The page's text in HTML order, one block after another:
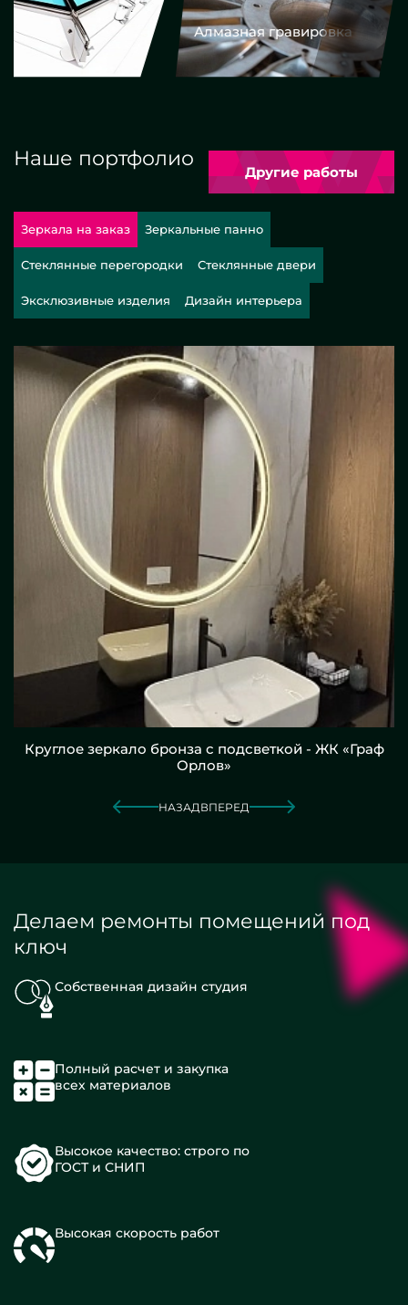
Алмазная гравировка
Наше портфолио
Другие работы
Зеркала на заказ Зеркальные панно
Стеклянные перегородки Стеклянные двери
Эксклюзивные изделия Дизайн интерьера
Круглое зеркало бронза с подсветкой - ЖК «Граф
Орлов»
НАЗАД ВПЕРЕД
Делаем ремонты помещений под
ключ
Собственная дизайн студия
Полный расчет и закупка
всех материалов
Высокое качество: строго по
ГОСТ и СНИП
Высокая скорость работ